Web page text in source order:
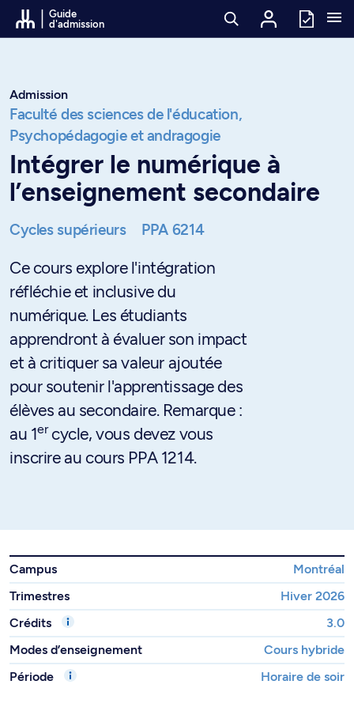
Passer au contenu
Guide
d'admission
Admission
Faculté des sciences de l'éducation,
Psychopédagogie et andragogie
Intégrer le numérique à
l’enseignement secondaire
Cycles supérieurs PPA 6214
Ce cours explore l'intégration
réfléchie et inclusive du
numérique. Les étudiants
apprendront à évaluer son impact
et à critiquer sa valeur ajoutée
pour soutenir l'apprentissage des
élèves au secondaire. Remarque :
au 1ercycle, vous devez vous
inscrire au cours PPA 1214.
Campus
Montréal
Trimestres
Hiver 2026
Crédits
3.0
Modes d’enseignement
Cours hybride
Période
Horaire de soir